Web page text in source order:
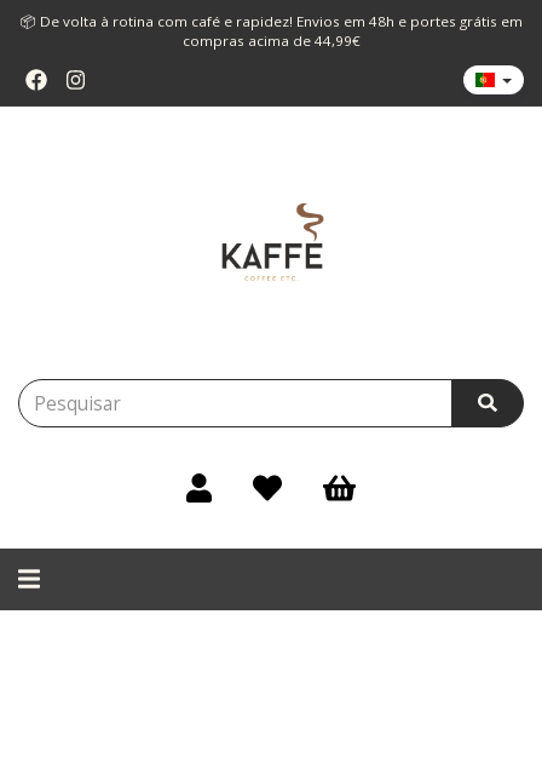
📦 De volta à rotina com café e rapidez! Envios em 48h e portes grátis em
compras acima de 44,99€
Alternar